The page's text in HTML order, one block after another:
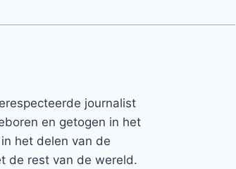
journalist
en getogen in het
het delen van de
de rest van de wereld.